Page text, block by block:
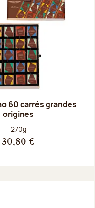
60 carrés grandes
origines
Poids net :
270g
30,80 €